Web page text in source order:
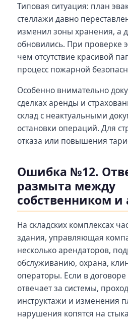
Типовая ситуация: план
стеллажи давно
изменил зоны хранения, а
обновились. При проверке
чем отсутствие красивой
процесс пожарной
Особенно внимательно
сделках аренды и
склад с неактуальными
остановки операций. Для
отказа или повышения
Ошибка №12.
размыта между
собственником
На складских комплексах
здания, управляющая
несколько арендаторов,
обслуживанию, охрана,
операторы. Если в
отвечает за системы,
инструктажи и изменения
нарушения копятся на